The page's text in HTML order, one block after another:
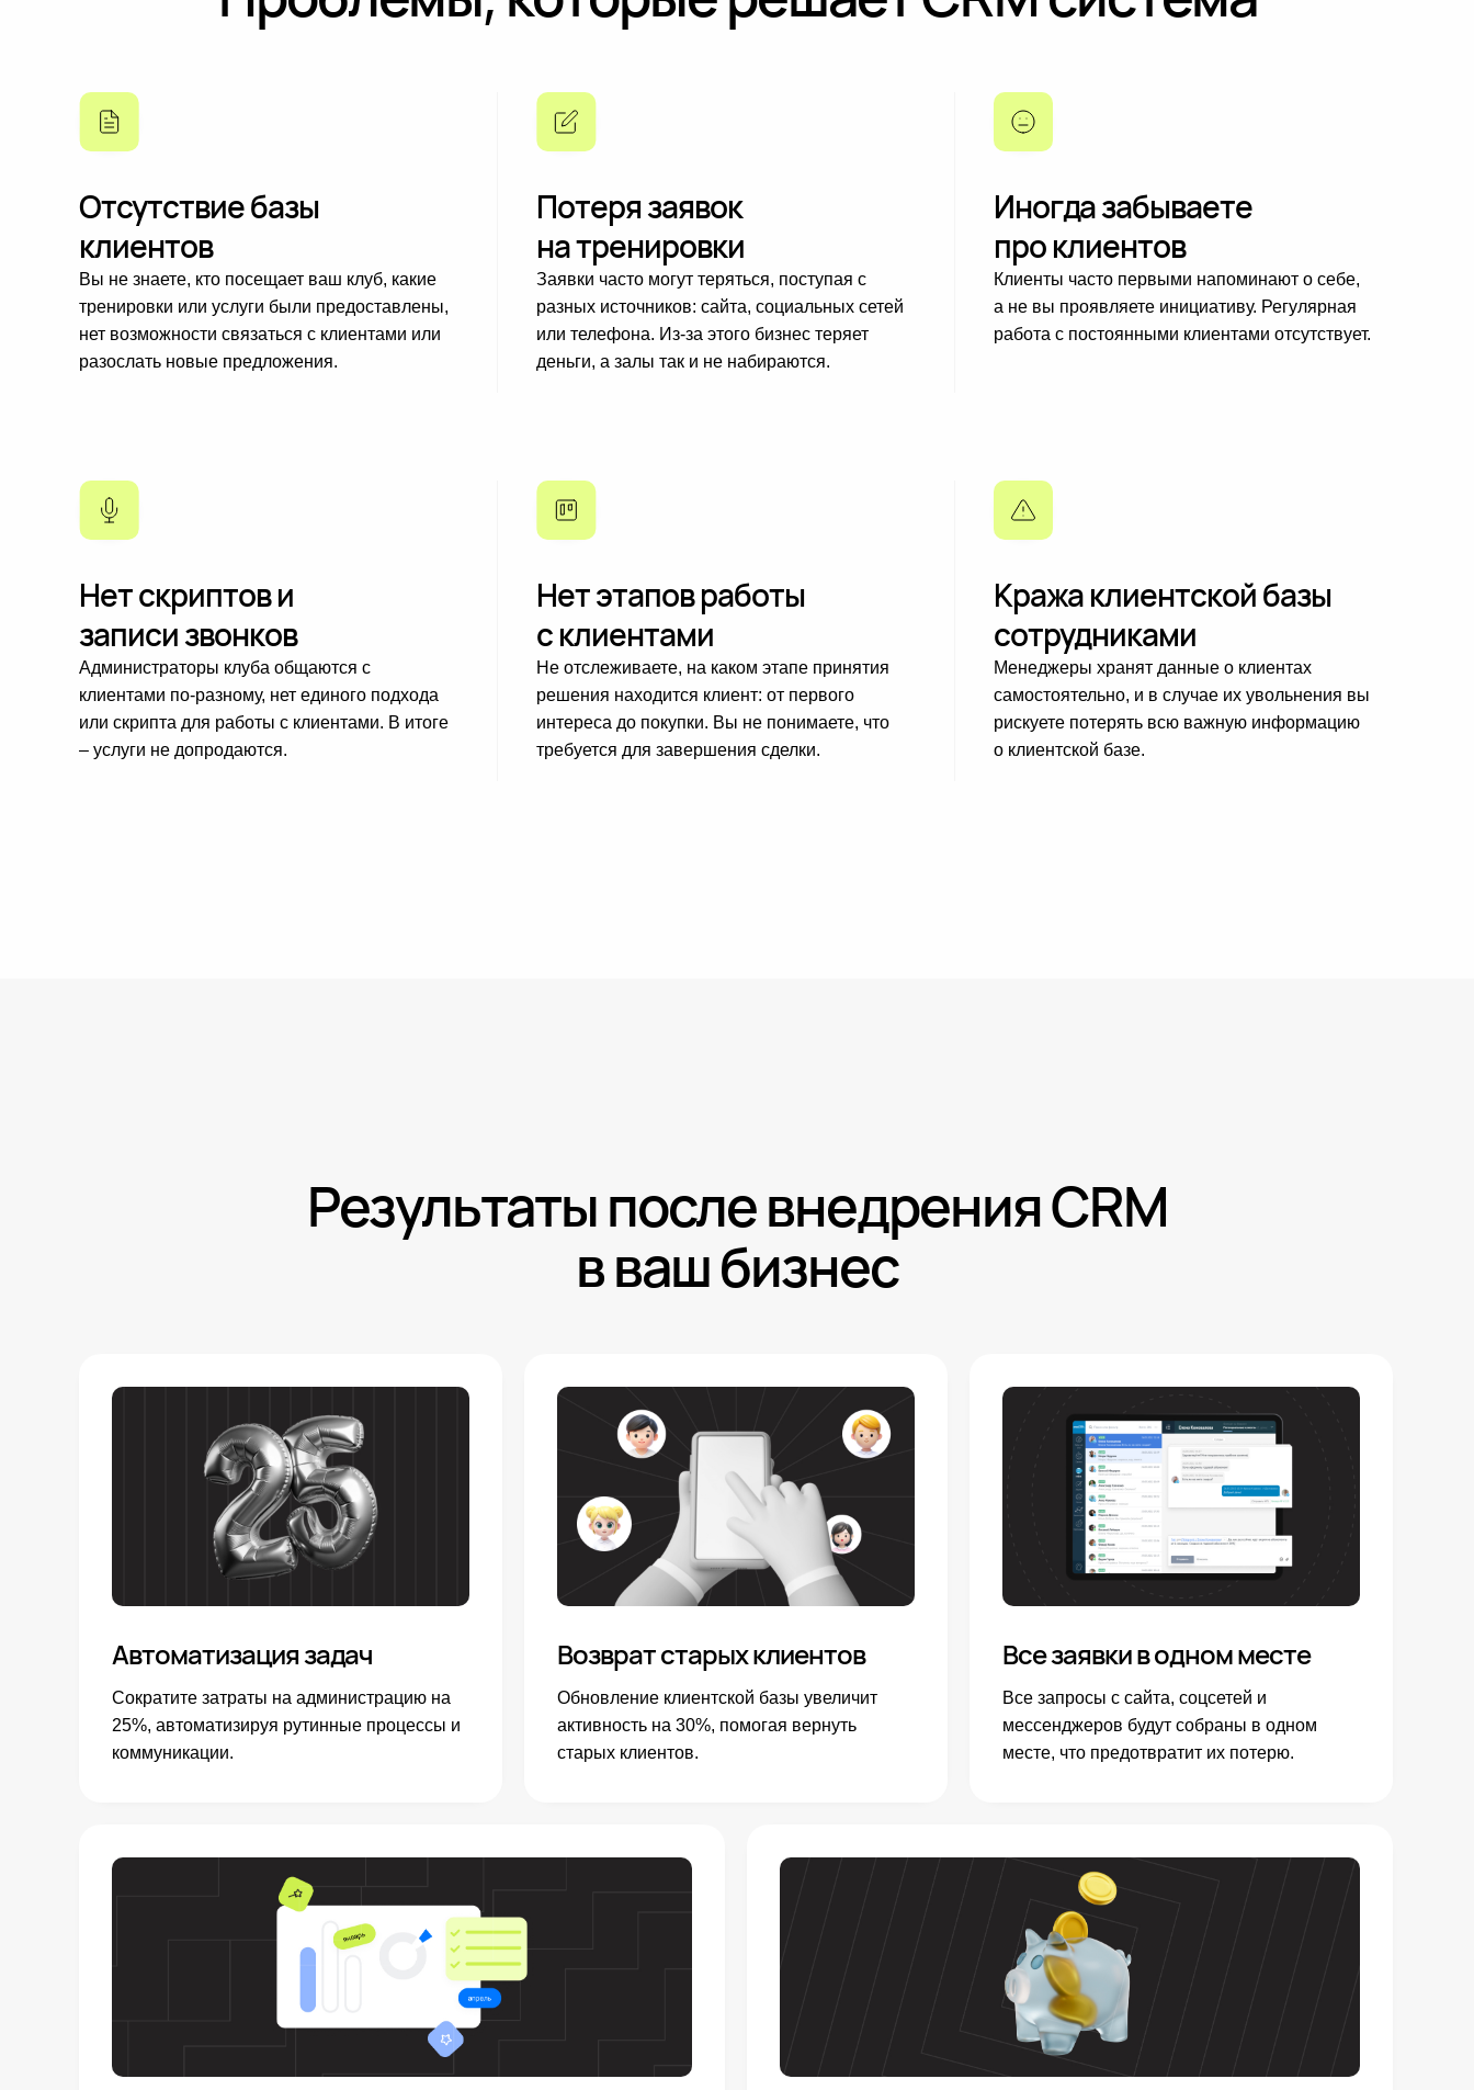
Отсутствие базы
клиентов
Вы не знаете, кто посещает ваш клуб, какие
тренировки или услуги были предоставлены,
нет возможности связаться с клиентами или
разослать новые предложения.
Потеря заявок
на тренировки
Заявки часто могут теряться, поступая с
разных источников: сайта, социальных сетей
или телефона. Из-за этого бизнес теряет
деньги, а залы так и не набираются.
Иногда забываете
про клиентов
Клиенты часто первыми напоминают о себе,
а не вы проявляете инициативу. Регулярная
работа с постоянными клиентами отсутствует.
Нет скриптов и
записи звонков
Администраторы клуба общаются с
клиентами по-разному, нет единого подхода
или скрипта для работы с клиентами. В итоге
– услуги не допродаются.
Нет этапов работы
с клиентами
Не отслеживаете, на каком этапе принятия
решения находится клиент: от первого
интереса до покупки. Вы не понимаете, что
требуется для завершения сделки.
Кража клиентской базы
сотрудниками
Менеджеры хранят данные о клиентах
самостоятельно, и в случае их увольнения вы
рискуете потерять всю важную информацию
о клиентской базе.
Результаты после внедрения CRM
в ваш бизнес
Автоматизация задач
Сократите затраты на администрацию на
25%, автоматизируя рутинные процессы и
коммуникации.
Возврат старых клиентов
Обновление клиентской базы увеличит
активность на 30%, помогая вернуть
старых клиентов.
Все заявки в одном месте
Все запросы с сайта, соцсетей и
мессенджеров будут собраны в одном
месте, что предотвратит их потерю.